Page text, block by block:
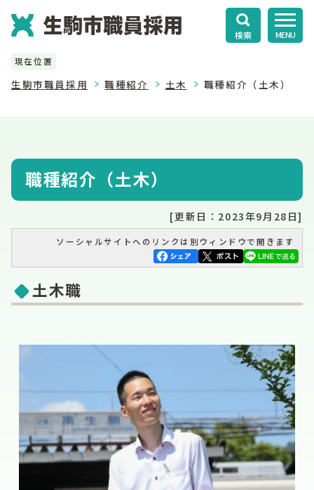
検索 MENU
現在位置
生駒市職員採用 職種紹介 土木 職種紹介（土木）
職種紹介（土木）
[更新日：2023年9月28日]
ソーシャルサイトへのリンクは別ウィンドウで開きます
土木職